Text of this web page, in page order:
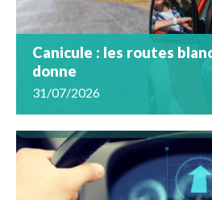
Canicule : les routes
donne
31/07/2026